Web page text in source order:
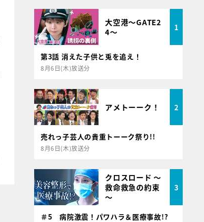
大空港～GATE2
4～
1
第3話 消えた子供と兎を追え！
8月6日(木)放送分
アメトーーク！ 2
売れっ子芸人の貴重トーーク祭り!!
8月6日(木)放送分
クロスロード ～
救命救急の約束
～
3
＃5 病院激震！パワハラ＆医療事故!?